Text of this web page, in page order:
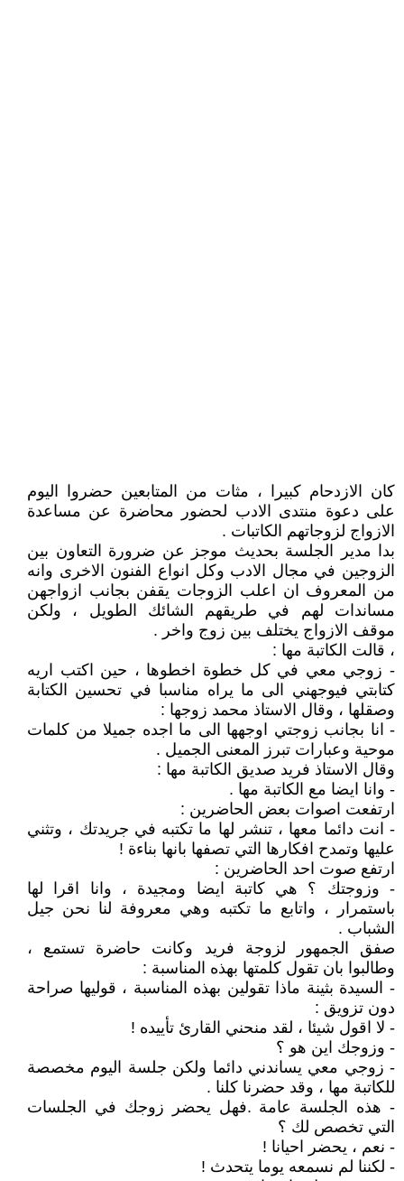
كان الازدحام كبيرا ، مثات من المتابعين حضروا اليوم
على دعوة منتدى الادب لحضور محاضرة عن مساعدة
الازواج لزوجاتهم الكاتبات .
بدا مدير الجلسة بحديث موجز عن ضرورة التعاون بين
الزوجين في مجال الادب وكل انواع الفنون الاخرى وانه
من المعروف ان اعلب الزوجات يقفن بجانب ازواجهن
مساندات لهم في طريقهم الشائك الطويل ، ولكن
موقف الازواج يختلف بين زوج واخر .
، قالت الكاتبة مها :
- زوجي معي في كل خطوة اخطوها ، حين اكتب اريه
كتابتي فيوجهني الى ما يراه مناسبا في تحسين الكتابة
وصقلها ، وقال الاستاذ محمد زوجها :
- انا بجانب زوجتي اوجهها الى ما اجده جميلا من كلمات
موحية وعبارات تبرز المعنى الجميل .
وقال الاستاذ فريد صديق الكاتبة مها :
- وانا ايضا مع الكاتبة مها .
ارتفعت اصوات بعض الحاضرين :
- انت دائما معها ، تنشر لها ما تكتبه في جريدتك ، وتثني
عليها وتمدح افكارها التي تصفها بانها بناءة !
ارتفع صوت احد الحاضرين :
- وزوجتك ؟ هي كاتبة ايضا ومجيدة ، وانا اقرا لها
باستمرار ، واتابع ما تكتبه وهي معروفة لنا نحن جيل
الشباب .
صفق الجمهور لزوجة فريد وكانت حاضرة تستمع ،
وطالبوا بان تقول كلمتها بهذه المناسبة :
- السيدة بثينة ماذا تقولين بهذه المناسبة ، قوليها صراحة
دون تزويق :
- لا اقول شيئا ، لقد منحني القارئ تأييده !
- وزوجك اين هو ؟
- زوجي معي يساندني دائما ولكن جلسة اليوم مخصصة
للكاتبة مها ، وقد حضرنا كلنا .
- هذه الجلسة عامة .فهل يحضر زوجك في الجلسات
التي تخصص لك ؟
- نعم ، يحضر احيانا !
- لكننا لم نسمعه يوما يتحدث !